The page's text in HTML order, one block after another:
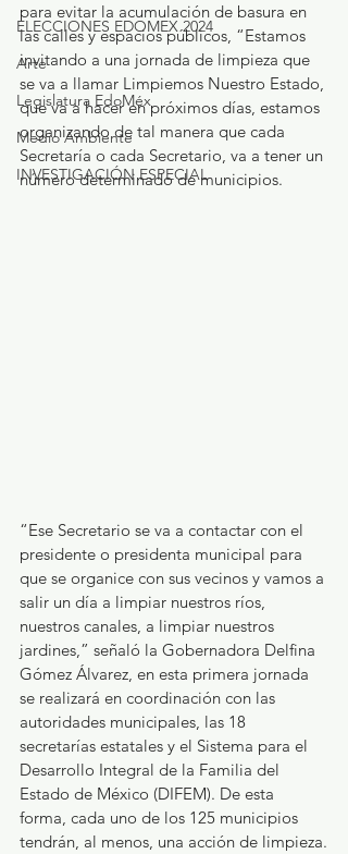
ELECCIONES EDOMEX 2024
Arte
Legislatura EdoMéx
Medio Ambiente
INVESTIGACIÓN ESPECIAL
para evitar la acumulación de basura en
las calles y espacios públicos, “Estamos
invitando a una jornada de limpieza que
se va a llamar Limpiemos Nuestro Estado,
que va a hacer en próximos días, estamos
organizando de tal manera que cada
Secretaría o cada Secretario, va a tener un
número determinado de municipios.
“Ese Secretario se va a contactar con el
presidente o presidenta municipal para
que se organice con sus vecinos y vamos a
salir un día a limpiar nuestros ríos,
nuestros canales, a limpiar nuestros
jardines,” señaló la Gobernadora Delfina
Gómez Álvarez, en esta primera jornada
se realizará en coordinación con las
autoridades municipales, las 18
secretarías estatales y el Sistema para el
Desarrollo Integral de la Familia del
Estado de México (DIFEM). De esta
forma, cada uno de los 125 municipios
tendrán, al menos, una acción de limpieza.